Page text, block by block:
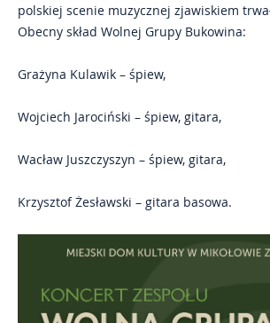
polskiej scenie muzycznej zjawiskiem
Obecny skład Wolnej Grupy Bukowina:
Grażyna Kulawik – śpiew,
Wojciech Jarociński – śpiew, gitara,
Wacław Juszczyszyn – śpiew, gitara,
Krzysztof Żesławski – gitara basowa.